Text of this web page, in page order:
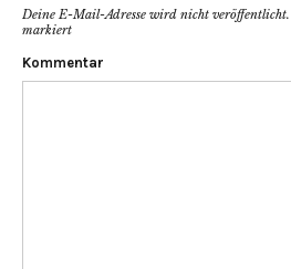
Deine E-Mail-Adresse wird nicht veröffentlicht.
markiert
Kommentar